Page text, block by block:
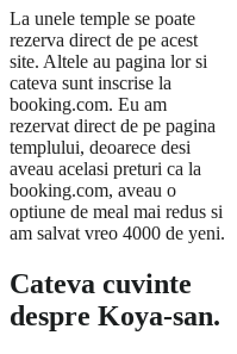
La unele temple se poate
rezerva direct de pe acest
site. Altele au pagina lor si
cateva sunt inscrise la
booking.com. Eu am
rezervat direct de pe pagina
templului, deoarece desi
aveau acelasi preturi ca la
booking.com, aveau o
optiune de meal mai redus si
am salvat vreo 4000 de yeni.
Cateva cuvinte
despre Koya-san.